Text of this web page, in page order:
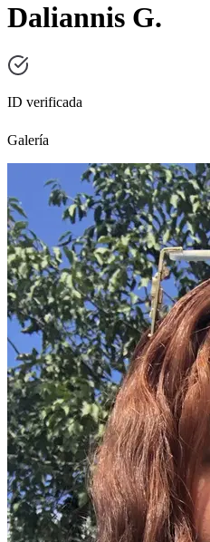
Daliannis G.
ID verificada
Galería